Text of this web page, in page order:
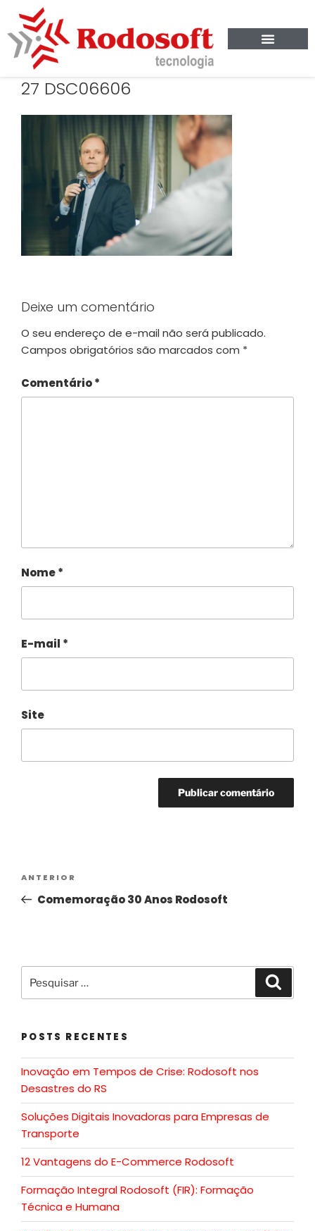
27 DSC06606
Deixe um comentário
O seu endereço de e-mail não será publicado.
Campos obrigatórios são marcados com *
Comentário*
Nome*
E-mail *
Site
ANTERIOR
Comemoração 30 Anos Rodosoft
POSTS RECENTES
Inovação em Tempos de Crise: Rodosoft nos
Desastres do RS
Soluções Digitais Inovadoras para Empresas de
Transporte
12 Vantagens do E-Commerce Rodosoft
Formação Integral Rodosoft (FIR): Formação
Técnica e Humana